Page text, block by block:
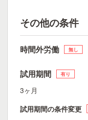
その他の条件
時間外労働 無し
試用期間 有り
3ヶ月
試用期間の条件変更